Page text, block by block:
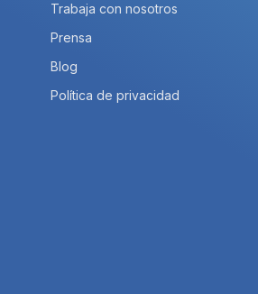
Trabaja con nosotros
Prensa
Blog
Política de privacidad